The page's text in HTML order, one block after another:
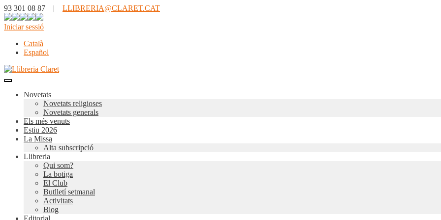
93 301 08 87 | LLIBRERIA@CLARET.CAT
Iniciar sessió
Català
Español
Novetats
Novetats religioses
Novetats generals
Els més venuts
Estiu 2026
La Missa
Alta subscripció
Llibreria
Qui som?
La botiga
El Club
Butlletí setmanal
Activitats
Blog
Editorial